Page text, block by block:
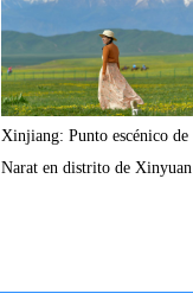
Xinjiang: Punto escénico de
Narat en distrito de Xinyuan